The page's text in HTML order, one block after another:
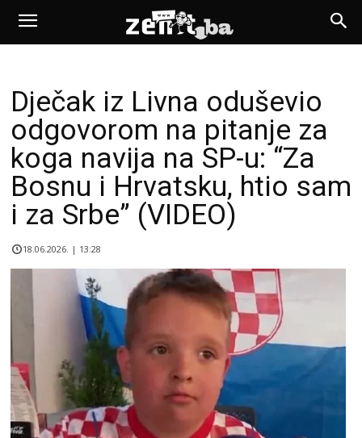
Dječak iz Livna oduševio
odgovorom na pitanje za
koga navija na SP-u: “Za
Bosnu i Hrvatsku, htio sam
i za Srbe” (VIDEO)
18.06.2026. | 13:28